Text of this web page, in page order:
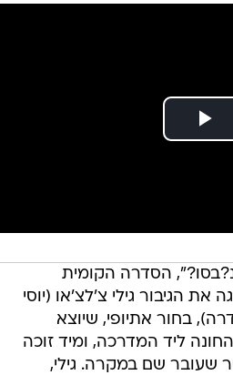
הסדרה הקומית
הגיבור גילי צ'לצ'או (יוסי
בחור אתיופי, שיוצא
ליד המדרכה, ומיד זוכה
שעובר שם במקרה. גילי,